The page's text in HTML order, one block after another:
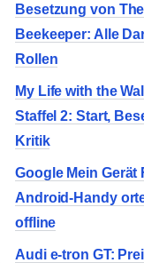
Besetzung von The
Beekeeper: Alle
Rollen
My Life with the
Staffel 2: Start,
Kritik
Google Mein Gerät
Android-Handy
offline
Audi e-tron GT: